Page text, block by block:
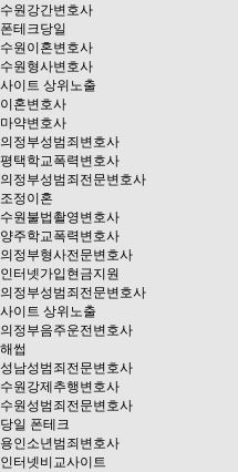
수원강간변호사
폰테크당일
수원이혼변호사
수원형사변호사
사이트 상위노출
이혼변호사
마약변호사
의정부성범죄변호사
평택학교폭력변호사
의정부성범죄전문변호사
조정이혼
수원불법촬영변호사
양주학교폭력변호사
의정부형사전문변호사
인터넷가입현금지원
의정부성범죄전문변호사
사이트 상위노출
의정부음주운전변호사
해썹
성남성범죄전문변호사
수원강제추행변호사
수원성범죄전문변호사
당일 폰테크
용인소년범죄변호사
인터넷비교사이트